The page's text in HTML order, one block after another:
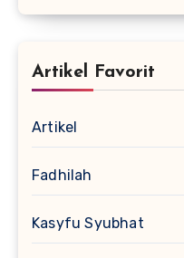
Artikel Favorit
Artikel
Fadhilah
Kasyfu Syubhat